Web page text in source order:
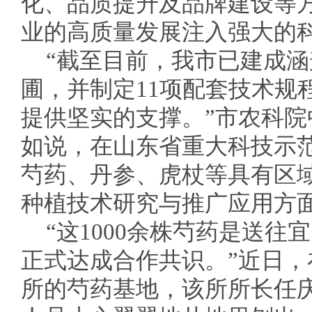
业的高质量发展注入强大的
“截至目前，我市已建成
圃，并制定11项配套技术规
提供坚实的支撑。”市农科
如说，在山东省重大科技示
芍药、丹参、虎杖等具有区
种植技术研究与推广应用方
“这1000余株芍药是送往
正式达成合作共识。”近日
所的芍药基地，该所所长任